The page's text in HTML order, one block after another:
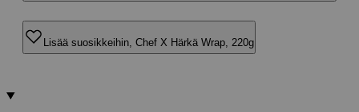
Lisää suosikkeihin, Chef X Härkä Wrap, 220g